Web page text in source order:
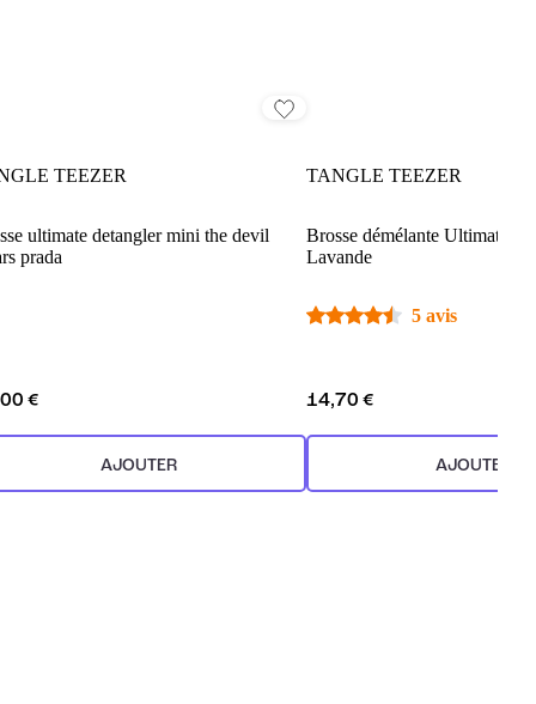
TEEZER
ultimate detangler mini the devil
prada
€
AJOUTER
TANGLE TEEZER
Brosse démélante Ultimate
Lavande
5 avis
14,70 €
AJOUTER